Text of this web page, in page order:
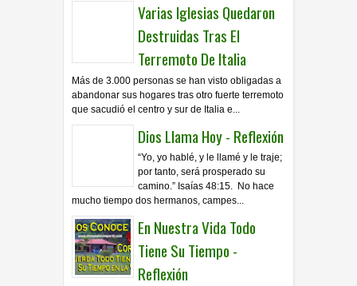
Varias Iglesias Quedaron
Destruidas Tras El
Terremoto De Italia
Más de 3.000 personas se han visto obligadas a
abandonar sus hogares tras otro fuerte terremoto
que sacudió el centro y sur de Italia e...
Dios Llama Hoy - Reflexión
“Yo, yo hablé, y le llamé y le traje;
por tanto, será prosperado su
camino.” Isaías 48:15. No hace
mucho tiempo dos hermanos, campes...
En Nuestra Vida Todo
Tiene Su Tiempo -
Reflexión